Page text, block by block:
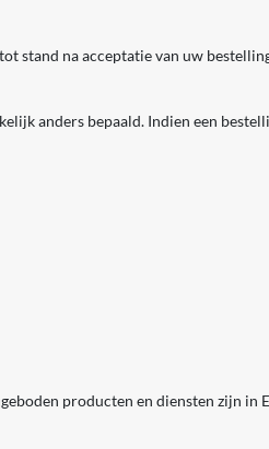
stand na acceptatie van uw
anders bepaald. Indien een
producten en diensten zijn